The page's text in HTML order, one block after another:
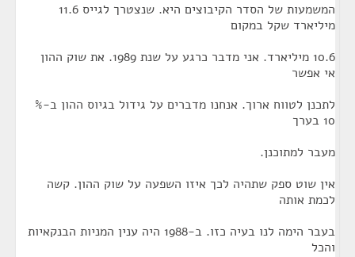
המשמעות של הסדר הקיבוצים היא. שנצטרך לגייס 11.6
מיליארד שקל במקום
10.6 מיליארד. אני מדבר כרגע על שנת 1989. את שוק ההון
אי אפשר
לתכנן לטווח ארוך. אנחנו מדברים על גידול בגיוס ההון ב-%
10 בערך
מעבר למתוכנן.
אין שוט ספק שתהיה לכך איזו השפעה על שוק ההון. קשה
לכמת אותה
בעבר הימה לנו בעיה כזו. ב-1988 היה ענין המניות הבנקאיות
והכל